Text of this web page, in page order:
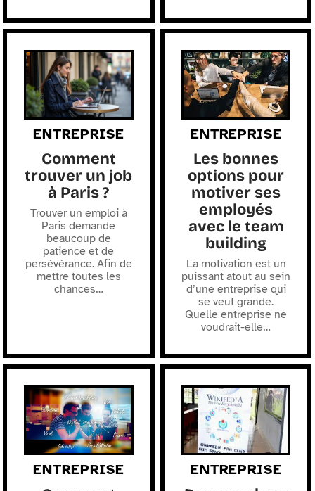
ENTREPRISE
Comment
trouver un job
à Paris ?
Trouver un emploi à
Paris demande
beaucoup de
patience et de
persévérance. Afin de
mettre toutes les
chances…
ENTREPRISE
Les bonnes
options pour
motiver ses
employés
avec le team
building
La motivation est un
puissant atout au sein
d’une entreprise qui
se veut grande.
Quelle entreprise ne
voudrait-elle…
ENTREPRISE ENTREPRISE